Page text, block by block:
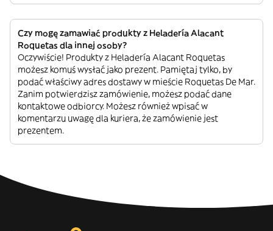
Czy mogę zamawiać produkty z Heladería Alacant
Roquetas dla innej osoby?
Oczywiście! Produkty z Heladería Alacant Roquetas
możesz komuś wysłać jako prezent. Pamiętaj tylko, by
podać właściwy adres dostawy w mieście Roquetas De Mar.
Zanim potwierdzisz zamówienie, możesz podać dane
kontaktowe odbiorcy. Możesz również wpisać w
komentarzu uwagę dla kuriera, że zamówienie jest
prezentem.